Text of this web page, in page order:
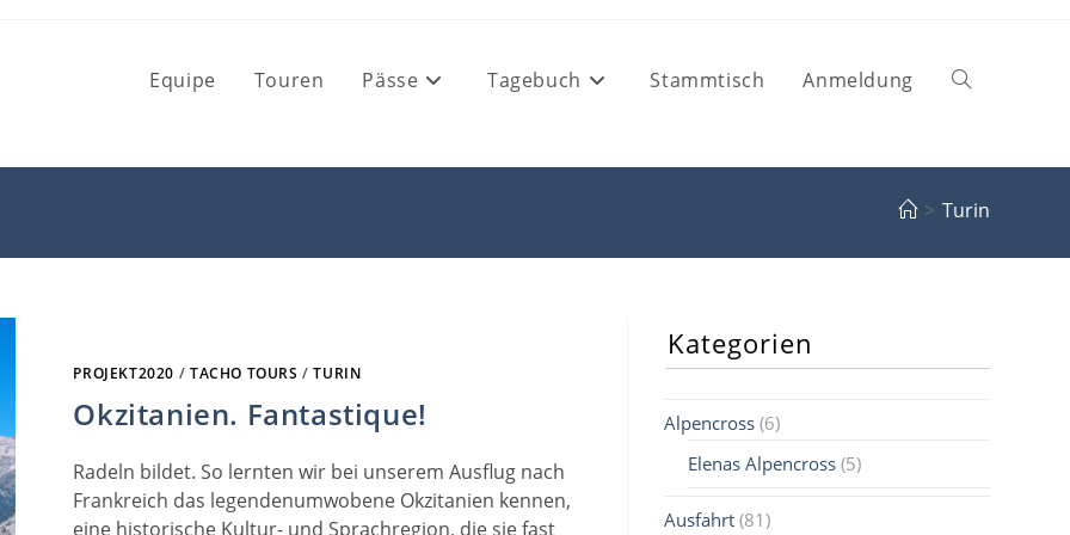
Equipe Touren Pässe Tagebuch Stammtisch Anmeldung Website-
Suche
> Turin
PROJEKT2020 / TACHO TOURS /TURIN
Okzitanien. Fantastique!
Radeln bildet. So lernten wir bei unserem Ausflug nach
Frankreich das legendenumwobene Okzitanien kennen,
eine historische Kultur- und Sprachregion, die sie fast
Kategorien
Alpencross (6)
Elenas Alpencross (5)
Ausfahrt (81)